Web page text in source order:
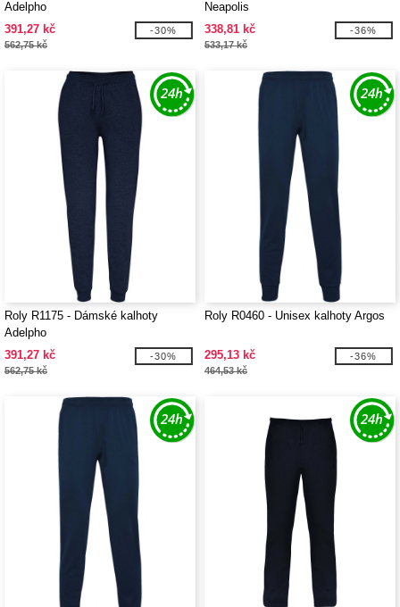
Adelpho
391,27 kč
562,75 kč
-30%
Neapolis
338,81 kč
533,17 kč
-36%
Roly R1175 - Dámské kalhoty
Adelpho
391,27 kč
562,75 kč
-30%
Roly R0460 - Unisex kalhoty Argos
295,13 kč
464,53 kč
-36%